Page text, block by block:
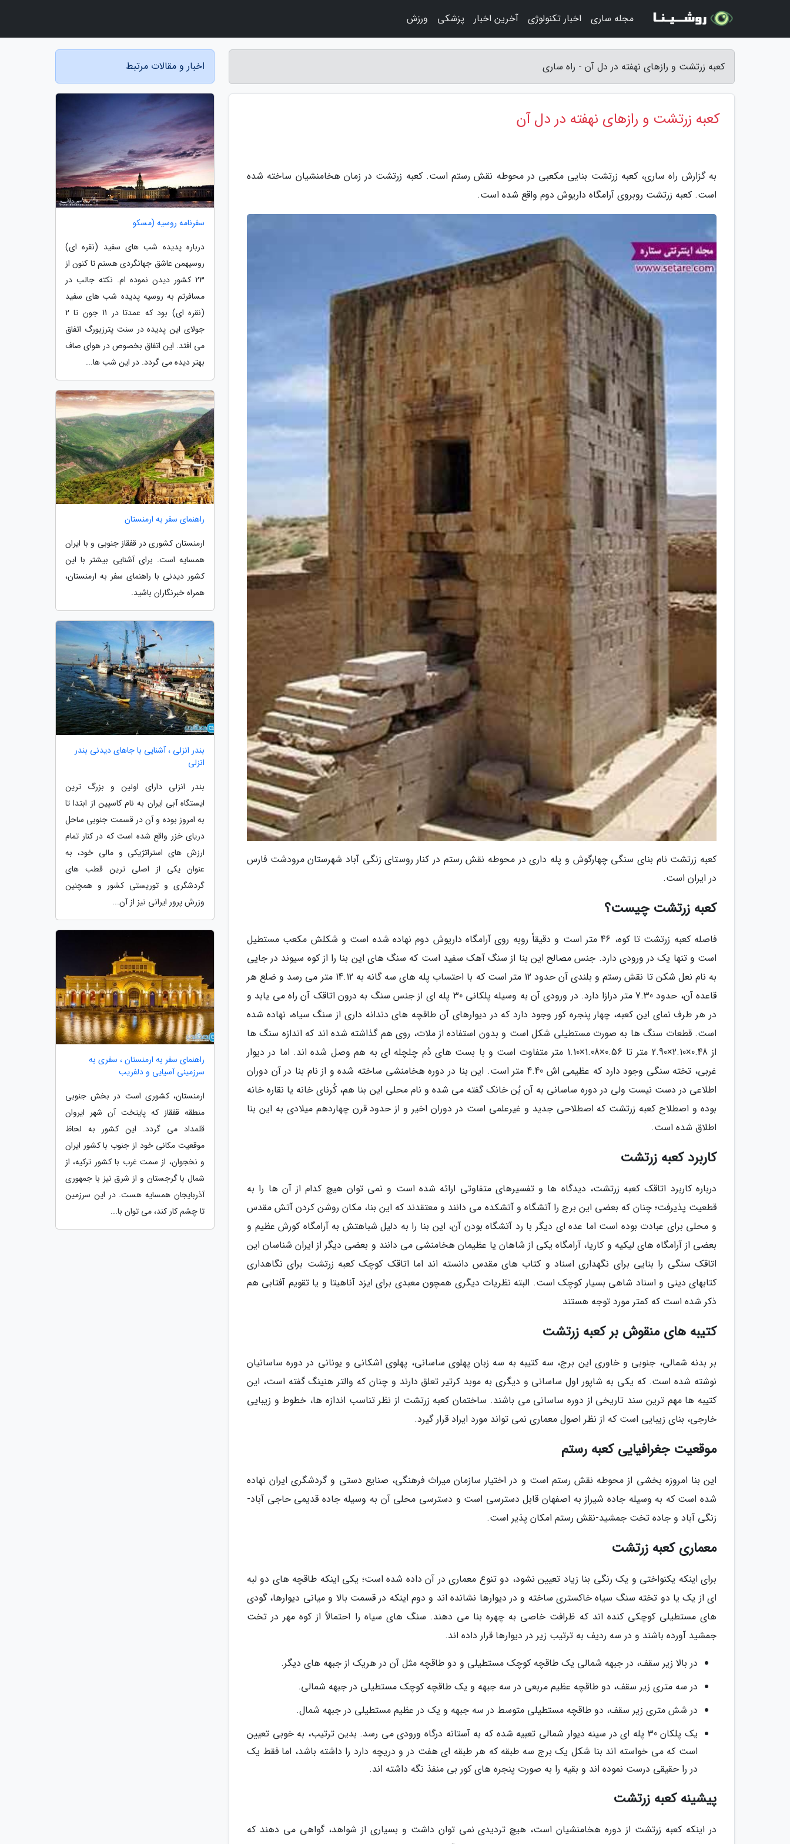
کعبه زرتشت و رازهای نهفته در دل آن - راه ساری
کعبه زرتشت و رازهای نهفته در دل آن
به گزارش راه ساری، کعبه زرتشت بنایی مکعبی در محوطه نقش رستم است. کعبه زرتشت در زمان هخامنشیان ساخته شده
است. کعبه زرتشت روبروی آرامگاه داریوش دوم واقع شده است.
کعبه زرتشت نام بنای سنگی چهارگوش و پله داری در محوطه نقش رستم در کنار روستای زنگی آباد شهرستان مرودشت فارس
در ایران است.
کعبه زرتشت چیست؟
فاصله کعبه زرتشت تا کوه، 46 متر است و دقیقاً روبه روی آرامگاه داریوش دوم نهاده شده است و شکلش مکعب مستطیل
است و تنها یک در ورودی دارد. جنس مصالح این بنا از سنگ آهک سفید است که سنگ های این بنا را از کوه سیوند در جایی
به نام نعل شکن تا نقش رستم و بلندی آن حدود 12 متر است که با احتساب پله های سه گانه به 14.12 متر می رسد و ضلع هر
قاعده آن، حدود 7.30 متر درازا دارد. در ورودی آن به وسیله پلکانی 30 پله ای از جنس سنگ به درون اتاقک آن راه می یابد و
در هر طرف نمای این کعبه، چهار پنجره کور وجود دارد که در دیوارهای آن طاقچه های دندانه داری از سنگ سیاه، نهاده شده
است. قطعات سنگ ها به صورت مستطیلی شکل است و بدون استفاده از ملات، روی هم گذاشته شده اند که اندازه سنگ ها
از 0.48×2.10×2.90 متر تا 0.56×1.08×1.10 متر متفاوت است و با بست های دُم چلچله ای به هم وصل شده اند. اما در دیوار
غربی، تخته سنگی وجود دارد که عظیمی اش 4.40 متر است. این بنا در دوره هخامنشی ساخته شده و از نام بنا در آن دوران
اطلاعی در دست نیست ولی در دوره ساسانی به آن بُن خانک گفته می شده و نام محلی این بنا هم، کُرنای خانه یا نقاره خانه
بوده و اصطلاح کعبه زرتشت که اصطلاحی جدید و غیرعلمی است در دوران اخیر و از حدود قرن چهاردهم میلادی به این بنا
اطلاق شده است.
کاربرد کعبه زرتشت
درباره کاربرد اتاقک کعبه زرتشت، دیدگاه ها و تفسیرهای متفاوتی ارائه شده است و نمی توان هیچ کدام از آن ها را به
قطعیت پذیرفت؛ چنان که بعضی این برج را آتشگاه و آتشکده می دانند و معتقدند که این بنا، مکان روشن کردن آتش مقدس
و محلی برای عبادت بوده است اما عده ای دیگر با رد آتشگاه بودن آن، این بنا را به دلیل شباهتش به آرامگاه کورش عظیم و
بعضی از آرامگاه های لیکیه و کاریا، آرامگاه یکی از شاهان یا عظیمان هخامنشی می دانند و بعضی دیگر از ایران شناسان این
اتاقک سنگی را بنایی برای نگهداری اسناد و کتاب های مقدس دانسته اند اما اتاقک کوچک کعبه زرتشت برای نگاهداری
کتابهای دینی و اسناد شاهی بسیار کوچک است. البته نظریات دیگری همچون معبدی برای ایزد آناهیتا و یا تقویم آفتابی هم
ذکر شده است که کمتر مورد توجه هستند
کتیبه های منقوش بر کعبه زرتشت
بر بدنه شمالی، جنوبی و خاوری این برج، سه کتیبه به سه زبان پهلوی ساسانی، پهلوی اشکانی و یونانی در دوره ساسانیان
نوشته شده است. که یکی به شاپور اول ساسانی و دیگری به موبد کرتیر تعلق دارند و چنان که والتر هنینگ گفته است، این
کتیبه ها مهم ترین سند تاریخی از دوره ساسانی می باشند. ساختمان کعبه زرتشت از نظر تناسب اندازه ها، خطوط و زیبایی
خارجی، بنای زیبایی است که از نظر اصول معماری نمی تواند مورد ایراد قرار گیرد.
موقعیت جغرافیایی کعبه رستم
این بنا امروزه بخشی از محوطه نقش رستم است و در اختیار سازمان میراث فرهنگی، صنایع دستی و گردشگری ایران نهاده
شده است که به وسیله جاده شیراز به اصفهان قابل دسترسی است و دسترسی محلی آن به وسیله جاده قدیمی حاجی آباد-
زنگی آباد و جاده تخت جمشید-نقش رستم امکان پذیر است.
معماری کعبه زرتشت
برای اینکه یکنواختی و یک رنگی بنا زیاد تعیین نشود، دو تنوع معماری در آن داده شده است؛ یکی اینکه طاقچه های دو لبه
ای از یک یا دو تخته سنگ سیاه خاکستری ساخته و در دیوارها نشانده اند و دوم اینکه در قسمت بالا و میانی دیوارها، گودی
های مستطیلی کوچکی کنده اند که ظرافت خاصی به چهره بنا می دهند. سنگ های سیاه را احتمالاً از کوه مهر در تخت
جمشید آورده باشند و در سه ردیف به ترتیب زیر در دیوارها قرار داده اند.
در بالا زیر سقف، در جبهه شمالی یک طاقچه کوچک مستطیلی و دو طاقچه مثل آن در هریک از جبهه های دیگر.
در سه متری زیر سقف، دو طاقچه عظیم مربعی در سه جبهه و یک طاقچه کوچک مستطیلی در جبهه شمالی.
در شش متری زیر سقف، دو طاقچه مستطیلی متوسط در سه جبهه و یک در عظیم مستطیلی در جبهه شمال.
یک پلکان 30 پله ای در سینه دیوار شمالی تعبیه شده که به آستانه درگاه ورودی می رسد. بدین ترتیب، به خوبی تعیین
است که می خواسته اند بنا شکل یک برج سه طبقه که هر طبقه ای هفت در و دریچه دارد را داشته باشد، اما فقط یک
در را حقیقی درست نموده اند و بقیه را به صورت پنجره های کور بی منفذ نگه داشته اند.
پیشینه کعبه زرتشت
در اینکه کعبه زرتشت از دوره هخامنشیان است، هیچ تردیدی نمی توان داشت و بسیاری از شواهد، گواهی می دهند که
اخبار و مقالات مرتبط
سفرنامه روسیه (مسکو
درباره پدیده شب های سفید (نقره ای)
روسیهمن عاشق جهانگردی هستم تا کنون از
23 کشور دیدن نموده ام. نکته جالب در
مسافرتم به روسیه پدیده شب های سفید
(نقره ای) بود که عمدتا در 11 جون تا 2
جولای این پدیده در سنت پترزبورگ اتفاق
می افتد. این اتفاق بخصوص در هوای صاف
بهتر دیده می گردد. در این شب ها...
راهنمای سفر به ارمنستان
ارمنستان کشوری در قفقاز جنوبی و با ایران
همسایه است. برای آشنایی بیشتر با این
کشور دیدنی با راهنمای سفر به ارمنستان،
همراه خبرنگاران باشید.
بندر انزلی ، آشنایی با جاهای دیدنی بندر
انزلی
بندر انزلی دارای اولین و بزرگ ترین
ایستگاه آبی ایران به نام کاسپین از ابتدا تا
به امروز بوده و آن در قسمت جنوبی ساحل
دریای خزر واقع شده است که در کنار تمام
ارزش های استراتژیکی و مالی خود، به
عنوان یکی از اصلی ترین قطب های
گردشگری و توریستی کشور و همچنین
وزرش پرور ایرانی نیز از آن...
راهنمای سفر به ارمنستان ، سفری به
سرزمینی آسیایی و دلفریب
ارمنستان، کشوری است در بخش جنوبی
منطقه قفقاز که پایتخت آن شهر ایروان
قلمداد می گردد. این کشور به لحاظ
موقعیت مکانی خود از جنوب با کشور ایران
و نخجوان، از سمت غرب با کشور ترکیه، از
شمال با گرجستان و از شرق نیز با جمهوری
آذربایجان همسایه هست. در این سرزمین
تا چشم کار کند، می توان با...
مجله ساری اخبار تکنولوژی آخرین اخبار پزشکی ورزش